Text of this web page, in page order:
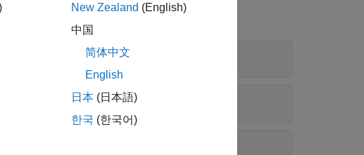
New Zealand (English)
中国
简体中文
English
日本 (日本語)
한국 (한국어)